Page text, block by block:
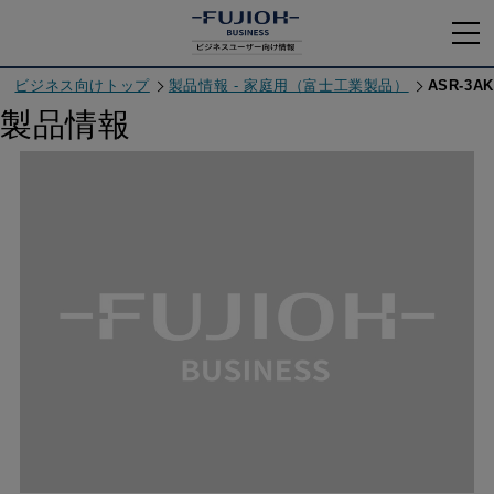
ビジネス向けトップ 製品情報 - 家庭用（富士工業製品） ASR-
製品情報